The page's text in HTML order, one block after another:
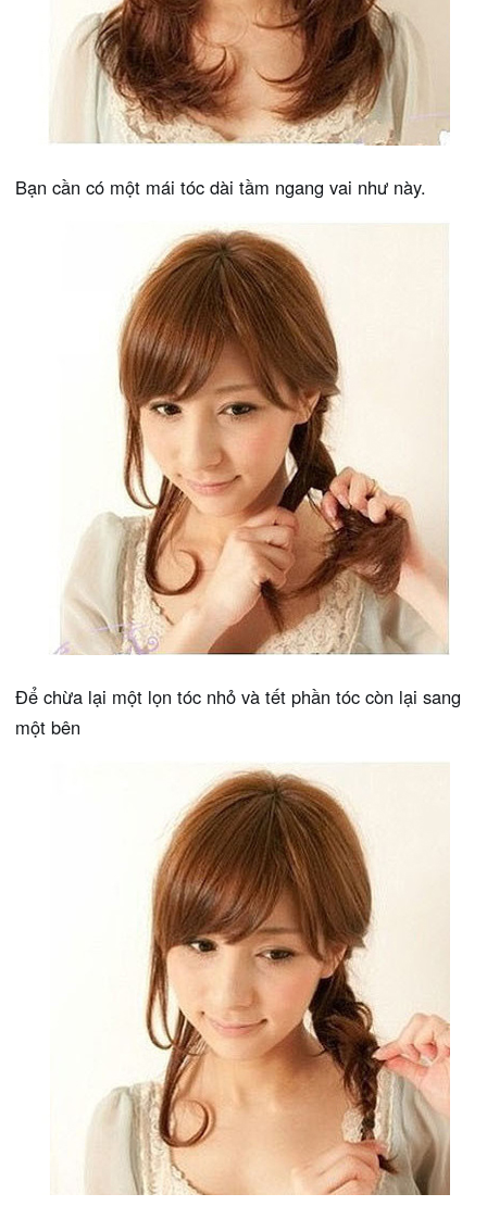
Bạn cần có một mái tóc dài tầm ngang vai như này.
Để chừa lại một lọn tóc nhỏ và tết phần tóc còn lại sang
một bên